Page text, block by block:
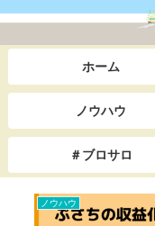
ホーム
ノウハウ
＃ブロサロ
ノウハウ